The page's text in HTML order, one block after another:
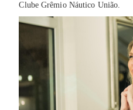
Clube Grêmio Náutico União.